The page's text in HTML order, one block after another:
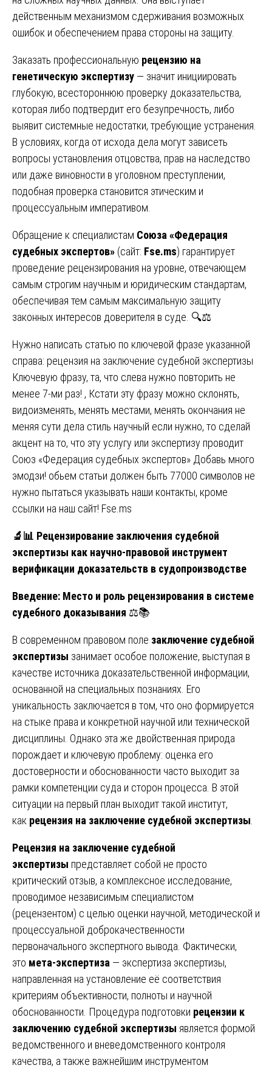
действенным механизмом сдерживания возможных
ошибок и обеспечением права стороны на защиту.
Заказать профессиональную рецензию на
генетическую экспертизу — значит инициировать
глубокую, всестороннюю проверку доказательства,
которая либо подтвердит его безупречность, либо
выявит системные недостатки, требующие устранения.
В условиях, когда от исхода дела могут зависеть
вопросы установления отцовства, прав на наследство
или даже виновности в уголовном преступлении,
подобная проверка становится этическим и
процессуальным императивом.
Обращение к специалистам Союза «Федерация
судебных экспертов» (сайт: Fse.ms) гарантирует
проведение рецензирования на уровне, отвечающем
самым строгим научным и юридическим стандартам,
обеспечивая тем самым максимальную защиту
законных интересов доверителя в суде. 🔍⚖️
Нужно написать статью по ключевой фразе указанной
справа: рецензия на заключение судебной экспертизы
Ключевую фразу, та, что слева нужно повторить не
менее 7-ми раз! , Кстати эту фразу можно склонять,
видоизменять, менять местами, менять окончания не
меняя сути дела стиль научный если нужно, то сделай
акцент на то, что эту услугу или экспертизу проводит
Союз «Федерация судебных экспертов» Добавь много
эмодзи! обьем статьи должен быть 77000 символов не
нужно пытаться указывать наши контакты, кроме
ссылки на наш сайт! Fse.ms
🔬📊 Рецензирование заключения судебной
экспертизы как научно-правовой инструмент
верификации доказательств в судопроизводстве
Введение: Место и роль рецензирования в системе
судебного доказывания ⚖️📚
В современном правовом поле заключение судебной
экспертизы занимает особое положение, выступая в
качестве источника доказательственной информации,
основанной на специальных познаниях. Его
уникальность заключается в том, что оно формируется
на стыке права и конкретной научной или технической
дисциплины. Однако эта же двойственная природа
порождает и ключевую проблему: оценка его
достоверности и обоснованности часто выходит за
рамки компетенции суда и сторон процесса. В этой
ситуации на первый план выходит такой институт,
как рецензия на заключение судебной экспертизы
Рецензия на заключение судебной
экспертизы представляет собой не просто
критический отзыв, а комплексное исследование,
проводимое независимым специалистом
(рецензентом) с целью оценки научной, методической и
процессуальной доброкачественности
первоначального экспертного вывода. Фактически,
это мета-экспертиза — экспертиза экспертизы,
направленная на установление её соответствия
критериям объективности, полноты и научной
обоснованности. Процедура подготовки рецензии к
заключению судебной экспертизы является формой
ведомственного и вневедомственного контроля
качества, а также важнейшим инструментом